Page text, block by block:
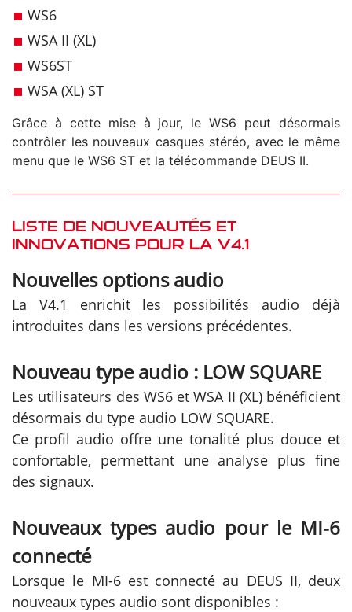
WS6
WSA II (XL)
WS6ST
WSA (XL) ST
Grâce à cette mise à jour, le WS6 peut désormais
contrôler les nouveaux casques stéréo, avec le même
menu que le WS6 ST et la télécommande DEUS II.
LISTE DE NOUVEAUTÉS ET
INNOVATIONS POUR LA V4.1
Nouvelles options audio
La V4.1 enrichit les possibilités audio déjà
introduites dans les versions précédentes.
Nouveau type audio : LOW SQUARE
Les utilisateurs des WS6 et WSA II (XL) bénéficient
désormais du type audio LOW SQUARE.
Ce profil audio offre une tonalité plus douce et
confortable, permettant une analyse plus fine
des signaux.
Nouveaux types audio pour le MI-6
connecté
Lorsque le MI-6 est connecté au DEUS II, deux
nouveaux types audio sont disponibles :